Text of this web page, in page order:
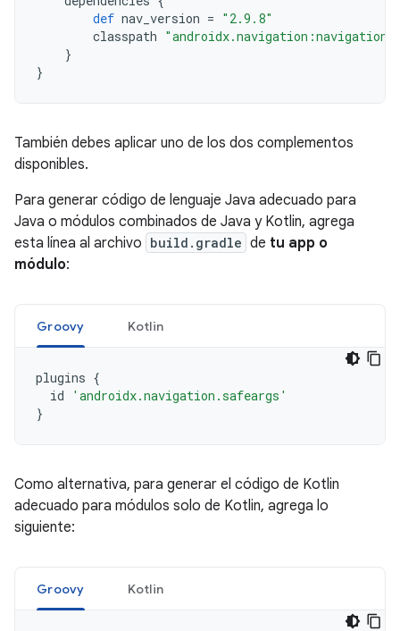
def nav_version = "2.9.8"
classpath
}
}
También debes aplicar uno de los dos complementos
disponibles.
Para generar código de lenguaje Java adecuado para
Java o módulos combinados de Java y Kotlin, agrega
esta línea al archivo build.gradle de tu app o
módulo:
Groovy Kotlin
plugins {
id
'androidx.navigation.safeargs'
}
Como alternativa, para generar el código de Kotlin
adecuado para módulos solo de Kotlin, agrega lo
siguiente:
Groovy Kotlin